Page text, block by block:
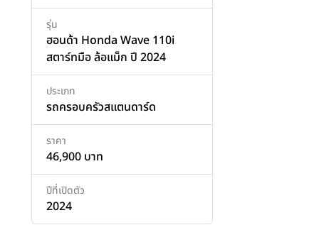
รุ่น
ฮอนด้า Honda Wave 110i
สตาร์ทมือ ล้อแม็ก ปี 2024
ประเภท
รถครอบครัวสแตนดาร์ด
ราคา
46,900 บาท
ปีที่เปิดตัว
2024